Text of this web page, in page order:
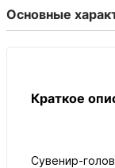
Основные
Краткое
Сувенир-